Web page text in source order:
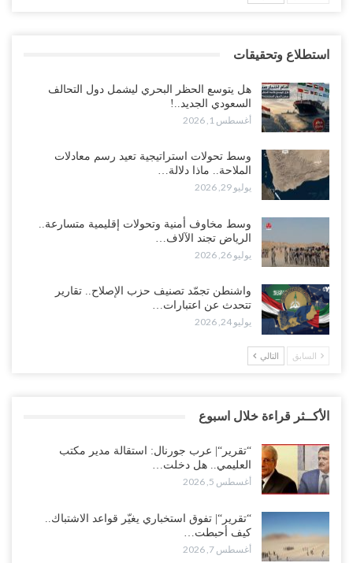
استطلاع وتحقيقات
هل يتوسع الحظر البحري ليشمل دول التحالف
السعودي الجديد..!
أغسطس 1, 2026
وسط تحولات استراتيجية تعيد رسم معادلات
الملاحة.. ماذا دلالة…
يوليو 29, 2026
وسط مخاوف أمنية وتحولات إقليمية متسارعة..
الرياض تجند الآلاف…
يوليو 26, 2026
واشنطن تجمّد تصنيف حزب الإصلاح.. تقارير
تتحدث عن اعتبارات…
يوليو 24, 2026
السابق التالي
الأكــثر قراءة خلال اسبوع
“تقرير“| عرب جورنال: استقالة مدير مكتب
العليمي.. هل دخلت…
أغسطس 5, 2026
“تقرير“| تفوق استخباري يغيّر قواعد الاشتباك..
كيف أحبطت…
أغسطس 7, 2026